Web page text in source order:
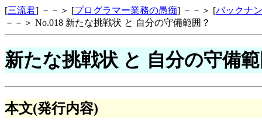
[三流君] －－＞ [プログラマー業務の愚痴] －－＞ [バックナ
－－＞ No.018 新たな挑戦状 と 自分の守備範囲？
新たな挑戦状 と 自分の守備
本文(発行内容)